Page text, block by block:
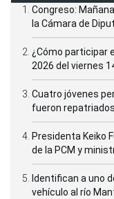
Congreso:
la Cámara de
¿Cómo participar
2026 del viernes
Cuatro jóvenes
fueron
Presidenta Keiko
de la PCM y
Identifican a uno
vehículo al río